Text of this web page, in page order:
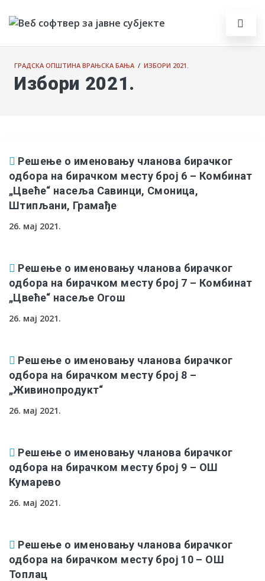
ГРАДСКА ОПШТИНА ВРАЊСКА БАЊА / ИЗБОРИ 2021.
Избори 2021.
Решење о именовању чланова бирачког
одбора на бирачком месту број 6 – Комбинат
„Цвеће“ насеља Савинци, Смоница,
Штипљани, Грамађе
26. мај 2021.
Решење о именовању чланова бирачког
одбора на бирачком месту број 7 – Комбинат
„Цвеће“ насеље Огош
26. мај 2021.
Решење о именовању чланова бирачког
одбора на бирачком месту број 8 –
„Живинопродукт“
26. мај 2021.
Решење о именовању чланова бирачког
одбора на бирачком месту број 9 – ОШ
Кумарево
26. мај 2021.
Решење о именовању чланова бирачког
одбора на бирачком месту број 10 – ОШ
Топлац